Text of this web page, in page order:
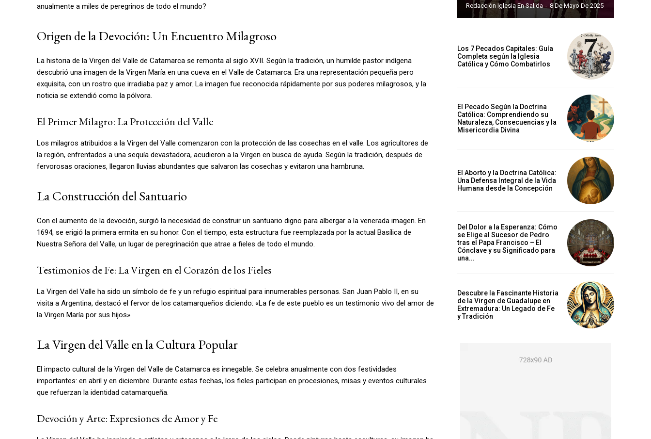
anualmente a miles de peregrinos de todo el mundo?
Origen de la Devoción: Un Encuentro Milagroso
La historia de la Virgen del Valle de Catamarca se remonta al siglo XVII. Según la tradición, un humilde pastor indígena
descubrió una imagen de la Virgen María en una cueva en el Valle de Catamarca. Era una representación pequeña pero
exquisita, con un rostro que irradiaba paz y amor. La imagen fue reconocida rápidamente por sus poderes milagrosos, y la
noticia se extendió como la pólvora.
El Primer Milagro: La Protección del Valle
Los milagros atribuidos a la Virgen del Valle comenzaron con la protección de las cosechas en el valle. Los agricultores de
la región, enfrentados a una sequía devastadora, acudieron a la Virgen en busca de ayuda. Según la tradición, después de
fervorosas oraciones, llegaron lluvias abundantes que salvaron las cosechas y evitaron una hambruna.
La Construcción del Santuario
Con el aumento de la devoción, surgió la necesidad de construir un santuario digno para albergar a la venerada imagen. En
1694, se erigió la primera ermita en su honor. Con el tiempo, esta estructura fue reemplazada por la actual Basílica de
Nuestra Señora del Valle, un lugar de peregrinación que atrae a fieles de todo el mundo.
Testimonios de Fe: La Virgen en el Corazón de los Fieles
La Virgen del Valle ha sido un símbolo de fe y un refugio espiritual para innumerables personas. San Juan Pablo II, en su
visita a Argentina, destacó el fervor de los catamarqueños diciendo: «La fe de este pueblo es un testimonio vivo del amor de
la Virgen María por sus hijos».
La Virgen del Valle en la Cultura Popular
El impacto cultural de la Virgen del Valle de Catamarca es innegable. Se celebra anualmente con dos festividades
importantes: en abril y en diciembre. Durante estas fechas, los fieles participan en procesiones, misas y eventos culturales
que refuerzan la identidad catamarqueña.
Devoción y Arte: Expresiones de Amor y Fe
Redacción Iglesia En Salida - 8 De Mayo De 2025
Los 7 Pecados Capitales: Guía
Completa según la Iglesia
Católica y Cómo Combatirlos
El Pecado Según la Doctrina
Católica: Comprendiendo su
Naturaleza, Consecuencias y la
Misericordia Divina
El Aborto y la Doctrina Católica:
Una Defensa Integral de la Vida
Humana desde la Concepción
Del Dolor a la Esperanza: Cómo
se Elige al Sucesor de Pedro
tras el Papa Francisco – El
Cónclave y su Significado para
una...
Descubre la Fascinante Historia
de la Virgen de Guadalupe en
Extremadura: Un Legado de Fe
y Tradición